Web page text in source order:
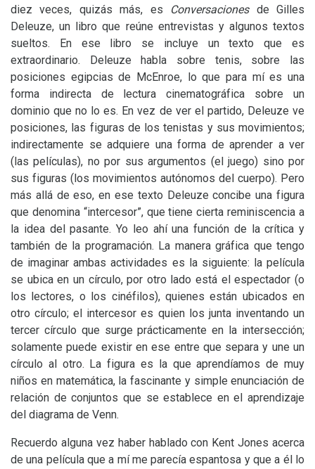
diez veces, quizás más, es Conversaciones de Gilles
Deleuze, un libro que reúne entrevistas y algunos textos
sueltos. En ese libro se incluye un texto que es
extraordinario. Deleuze habla sobre tenis, sobre las
posiciones egipcias de McEnroe, lo que para mí es una
forma indirecta de lectura cinematográfica sobre un
dominio que no lo es. En vez de ver el partido, Deleuze ve
posiciones, las figuras de los tenistas y sus movimientos;
indirectamente se adquiere una forma de aprender a ver
(las películas), no por sus argumentos (el juego) sino por
sus figuras (los movimientos autónomos del cuerpo). Pero
más allá de eso, en ese texto Deleuze concibe una figura
que denomina “intercesor”, que tiene cierta reminiscencia a
la idea del pasante. Yo leo ahí una función de la crítica y
también de la programación. La manera gráfica que tengo
de imaginar ambas actividades es la siguiente: la película
se ubica en un círculo, por otro lado está el espectador (o
los lectores, o los cinéfilos), quienes están ubicados en
otro círculo; el intercesor es quien los junta inventando un
tercer círculo que surge prácticamente en la intersección;
solamente puede existir en ese entre que separa y une un
círculo al otro. La figura es la que aprendíamos de muy
niños en matemática, la fascinante y simple enunciación de
relación de conjuntos que se establece en el aprendizaje
del diagrama de Venn.
Recuerdo alguna vez haber hablado con Kent Jones acerca
de una película que a mí me parecía espantosa y que a él lo